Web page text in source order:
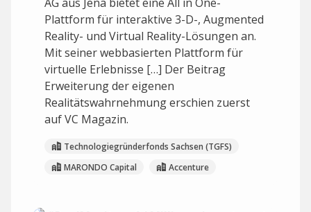
Plattform für interaktive 3-D-, Augmented
Reality- und Virtual Reality-Lösungen an.
Mit seiner webbasierten Plattform für
virtuelle Erlebnisse […] Der Beitrag
Erweiterung der eigenen
Realitätswahrnehmung erschien zuerst
auf VC Magazin.
Technologiegründerfonds Sachsen (TGFS)
MARONDO Capital
Accenture